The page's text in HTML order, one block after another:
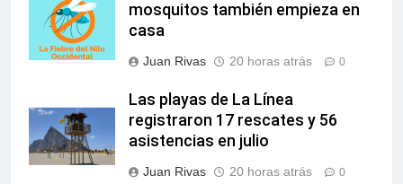
mosquitos también empieza en
casa
Juan Rivas 20 horas atrás 0
Las playas de La Línea
registraron 17 rescates y 56
asistencias en julio
Juan Rivas 20 horas atrás 0